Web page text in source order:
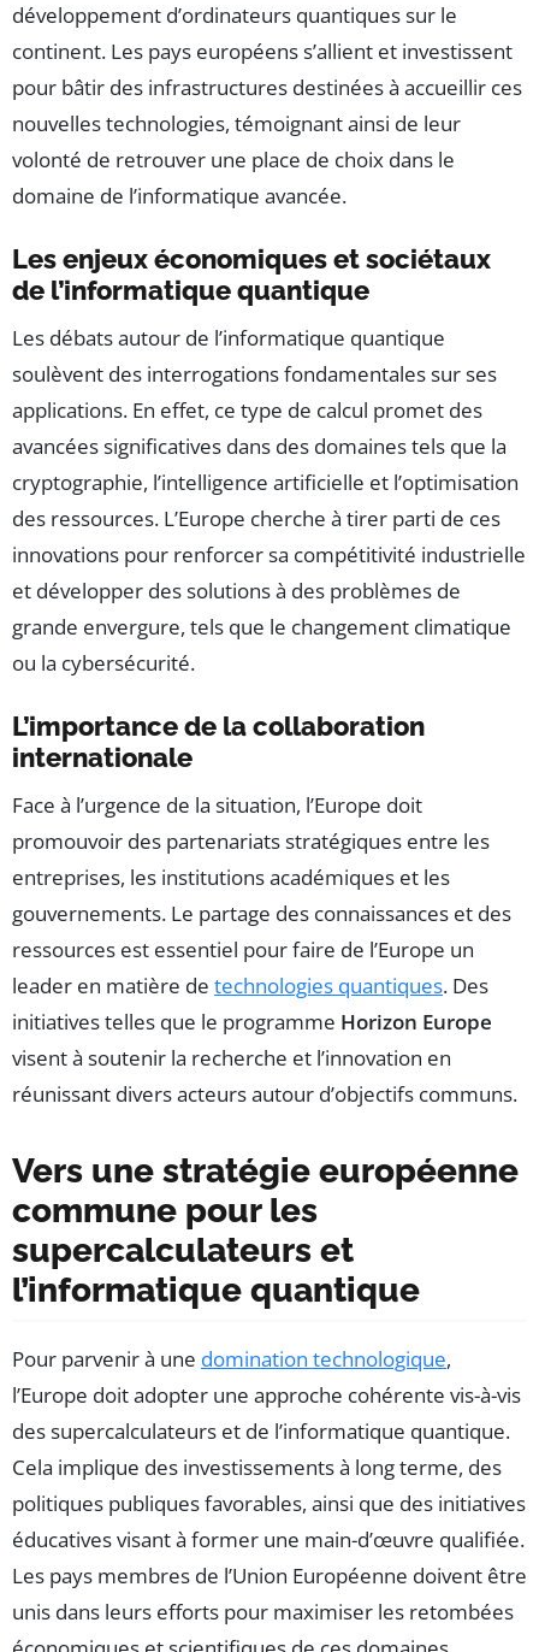
développement d’ordinateurs quantiques sur le
continent. Les pays européens s’allient et investissent
pour bâtir des infrastructures destinées à accueillir ces
nouvelles technologies, témoignant ainsi de leur
volonté de retrouver une place de choix dans le
domaine de l’informatique avancée.
Les enjeux économiques et sociétaux
de l’informatique quantique
Les débats autour de l’informatique quantique
soulèvent des interrogations fondamentales sur ses
applications. En effet, ce type de calcul promet des
avancées significatives dans des domaines tels que la
cryptographie, l’intelligence artificielle et l’optimisation
des ressources. L’Europe cherche à tirer parti de ces
innovations pour renforcer sa compétitivité industrielle
et développer des solutions à des problèmes de
grande envergure, tels que le changement climatique
ou la cybersécurité.
L’importance de la collaboration
internationale
Face à l’urgence de la situation, l’Europe doit
promouvoir des partenariats stratégiques entre les
entreprises, les institutions académiques et les
gouvernements. Le partage des connaissances et des
ressources est essentiel pour faire de l’Europe un
leader en matière de technologies quantiques. Des
initiatives telles que le programme Horizon Europe
visent à soutenir la recherche et l’innovation en
réunissant divers acteurs autour d’objectifs communs.
Vers une stratégie européenne
commune pour les
supercalculateurs et
l’informatique quantique
Pour parvenir à une domination technologique,
l’Europe doit adopter une approche cohérente vis-à-vis
des supercalculateurs et de l’informatique quantique.
Cela implique des investissements à long terme, des
politiques publiques favorables, ainsi que des initiatives
éducatives visant à former une main-d’œuvre qualifiée.
Les pays membres de l’Union Européenne doivent être
unis dans leurs efforts pour maximiser les retombées